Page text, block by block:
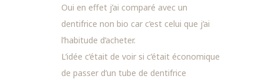
Oui en effet j’ai comparé avec un
dentifrice non bio car c’est celui que j’ai
l’habitude d’acheter.
L’idée c’était de voir si c’était économique
de passer d’un tube de dentifrice